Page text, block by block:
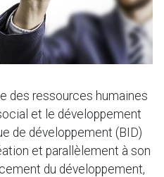
des ressources humaines
et le développement
de développement (BID)
et parallèlement à son
du développement,